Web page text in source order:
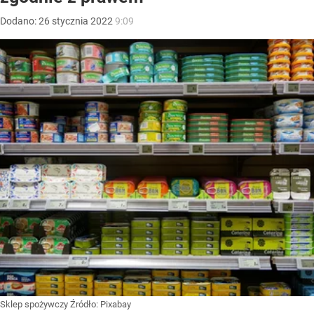
Dodano:26 stycznia 2022 9:09
Sklep spożywczy Źródło: Pixabay